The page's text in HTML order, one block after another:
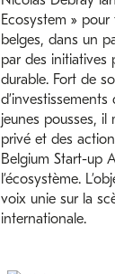
Ecosystem »
belges, dans un
par des initiatives
durable. Fort de
jeunes pousses,
privé et des
Belgium Start-up
l’écosystème.
voix unie sur la
internationale.